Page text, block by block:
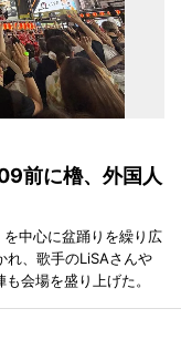
前に櫓、外国人
中心に盆踊りを繰り広
、歌手のLiSAさんや
会場を盛り上げた。